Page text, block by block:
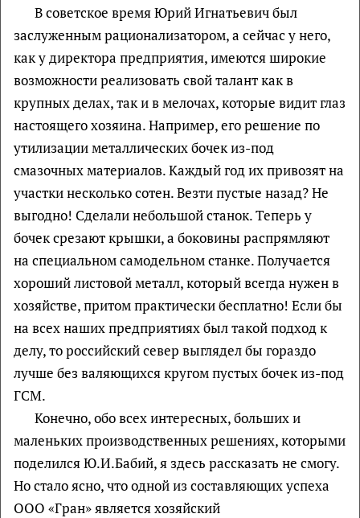
В советское время Юрий Игнатьевич был
заслуженным рационализатором, а сейчас у него,
как у директора предприятия, имеются широкие
возможности реализовать свой талант как в
крупных делах, так и в мелочах, которые видит глаз
настоящего хозяина. Например, его решение по
утилизации металлических бочек из-под
смазочных материалов. Каждый год их привозят на
участки несколько сотен. Везти пустые назад? Не
выгодно! Сделали небольшой станок. Теперь у
бочек срезают крышки, а боковины распрямляют
на специальном самодельном станке. Получается
хороший листовой металл, который всегда нужен в
хозяйстве, притом практически бесплатно! Если бы
на всех наших предприятиях был такой подход к
делу, то российский север выглядел бы гораздо
лучше без валяющихся кругом пустых бочек из-под
ГСМ.
Конечно, обо всех интересных, больших и
маленьких производственных решениях, которыми
поделился Ю.И.Бабий, я здесь рассказать не смогу.
Но стало ясно, что одной из составляющих успеха
ООО «Гран» является хозяйский